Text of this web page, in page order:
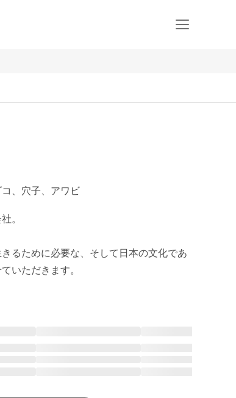
、穴子、アワビ
。
るために必要な、そして日本の文化であ
いただきます。